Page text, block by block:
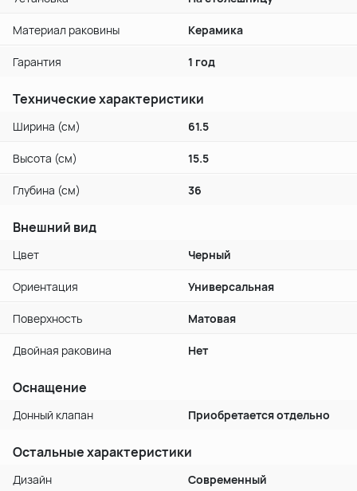
Материал раковины Керамика
Гарантия 1 год
Технические характеристики
Ширина (см) 61.5
Высота (см) 15.5
Глубина (см) 36
Внешний вид
Цвет Черный
Ориентация Универсальная
Поверхность Матовая
Двойная раковина Нет
Оснащение
Донный клапан Приобретается отдельно
Остальные характеристики
Дизайн Современный